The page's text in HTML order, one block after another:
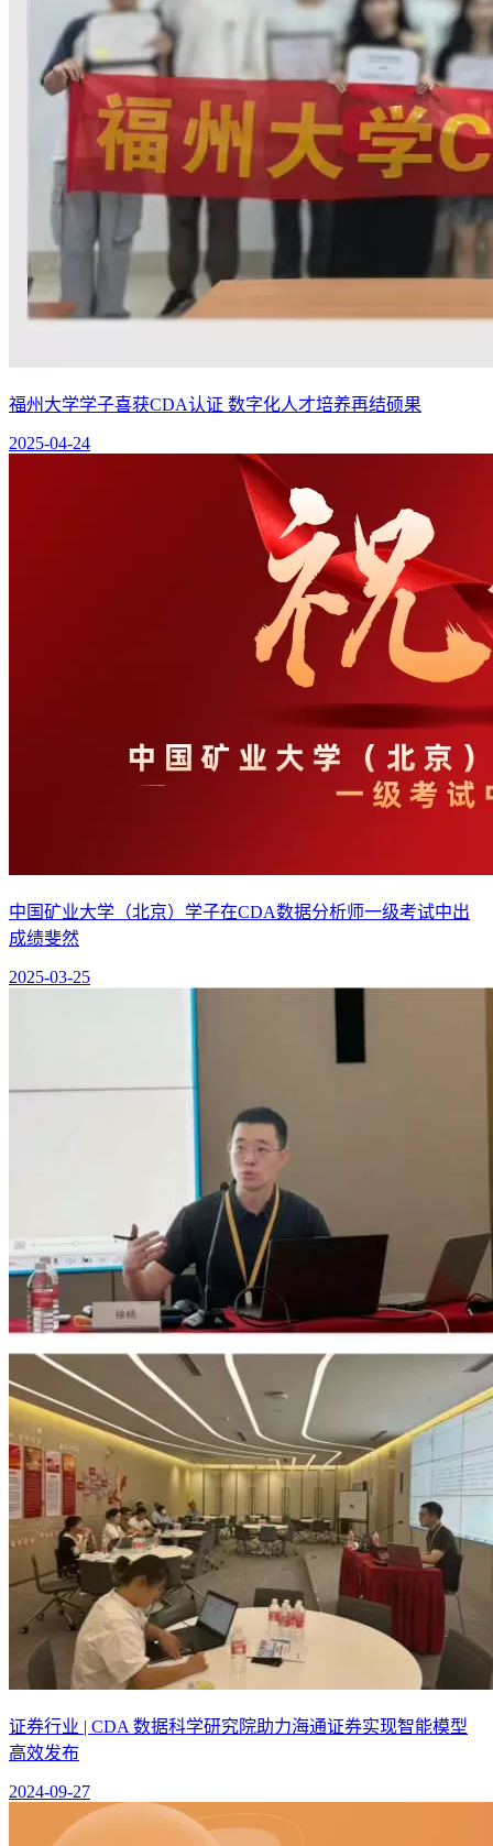
福州大学学子喜获CDA认证 数字化人才培养再结硕果
2025-04-24
中国矿业大学（北京）学子在CDA数据分析师一级考试中出
成绩斐然
2025-03-25
证券行业 | CDA 数据科学研究院助力海通证券实现智能模型
高效发布
2024-09-27